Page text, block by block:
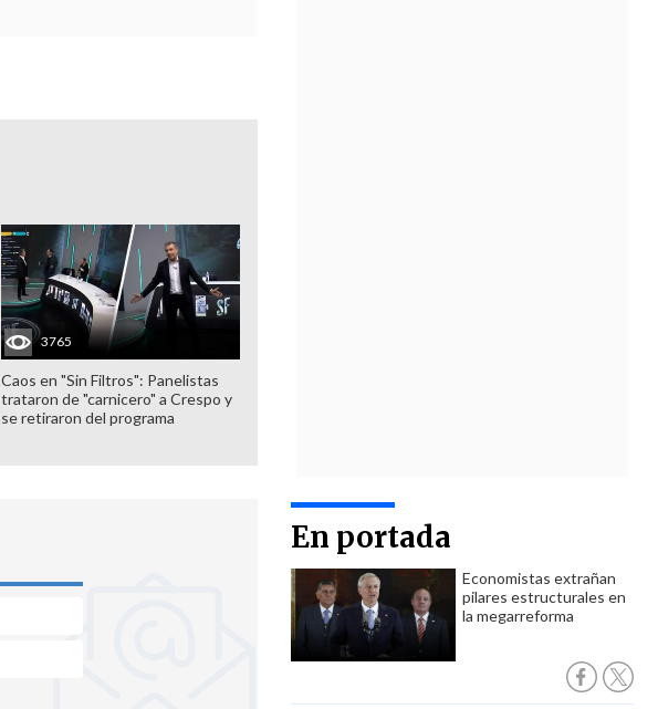
En portada
Economistas extrañan
pilares estructurales en
la megarreforma
3765
Caos en "Sin Filtros": Panelistas
trataron de "carnicero" a Crespo y
se retiraron del programa